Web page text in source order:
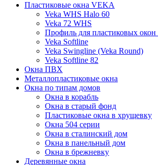
Пластиковые окна VEKA
Veka WHS Halo 60
Veka 72 WHS
Профиль для пластиковых
Veka Softline
Veka Swingline (Veka Round)
Veka Softline 82
Окна ПВХ
Металлопластиковые окна
Окна по типам домов
Окна в корабль
Окна в старый фонд
Пластиковые окна в хрущевку
Окна 504 серии
Окна в сталинский дом
Окна в панельный дом
Окна в брежневку
Деревянные окна